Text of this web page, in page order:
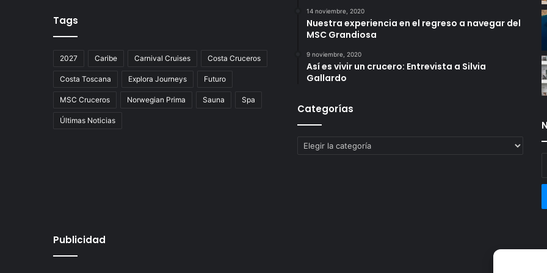
Tags
2027 Caribe Carnival Cruises Costa Cruceros
Costa Toscana Explora Journeys Futuro
MSC Cruceros Norwegian Prima Sauna Spa
Últimas Noticias
14 noviembre, 2020
Nuestra experiencia en el regreso a navegar del
MSC Grandiosa
9 noviembre, 2020
Así es vivir un crucero: Entrevista a Silvia
Gallardo
Categorías
Categorías
Publicidad